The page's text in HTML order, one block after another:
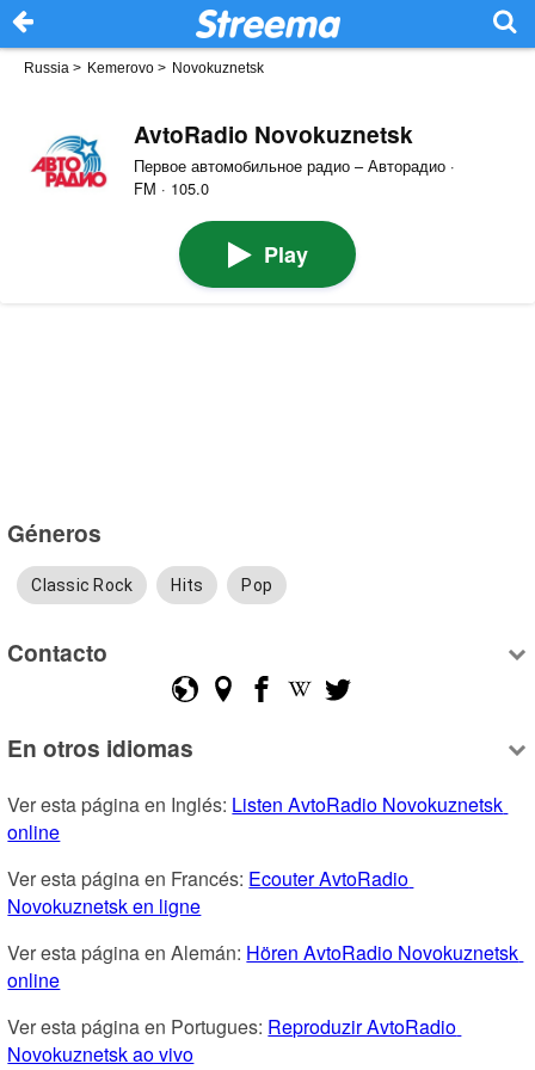
Russia > Kemerovo > Novokuznetsk
AvtoRadio Novokuznetsk
Первое автомобильное радио – Авторадио ·
FM · 105.0
Play
Géneros
Classic Rock Hits Pop
Contacto
En otros idiomas
Ver esta página en Inglés: Listen AvtoRadio Novokuznetsk
online
Ver esta página en Francés: Ecouter AvtoRadio
Novokuznetsk en ligne
Ver esta página en Alemán: Hören AvtoRadio Novokuznetsk
online
Ver esta página en Portugues: Reproduzir AvtoRadio
Novokuznetsk ao vivo